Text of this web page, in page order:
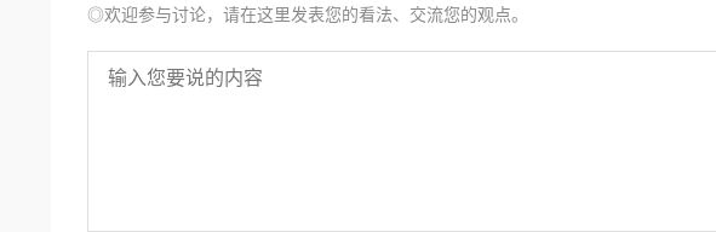
◎欢迎参与讨论，请在这里发表您的看法、交流您的观点。